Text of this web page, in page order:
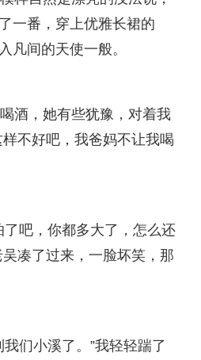
一番，穿上优雅长裙的
凡间的天使一般。
酒，她有些犹豫，对着我
不好吧，我爸妈不让我喝
吧，你都多大了，怎么还
凑了过来，一脸坏笑，那
们小溪了。”我轻轻踹了